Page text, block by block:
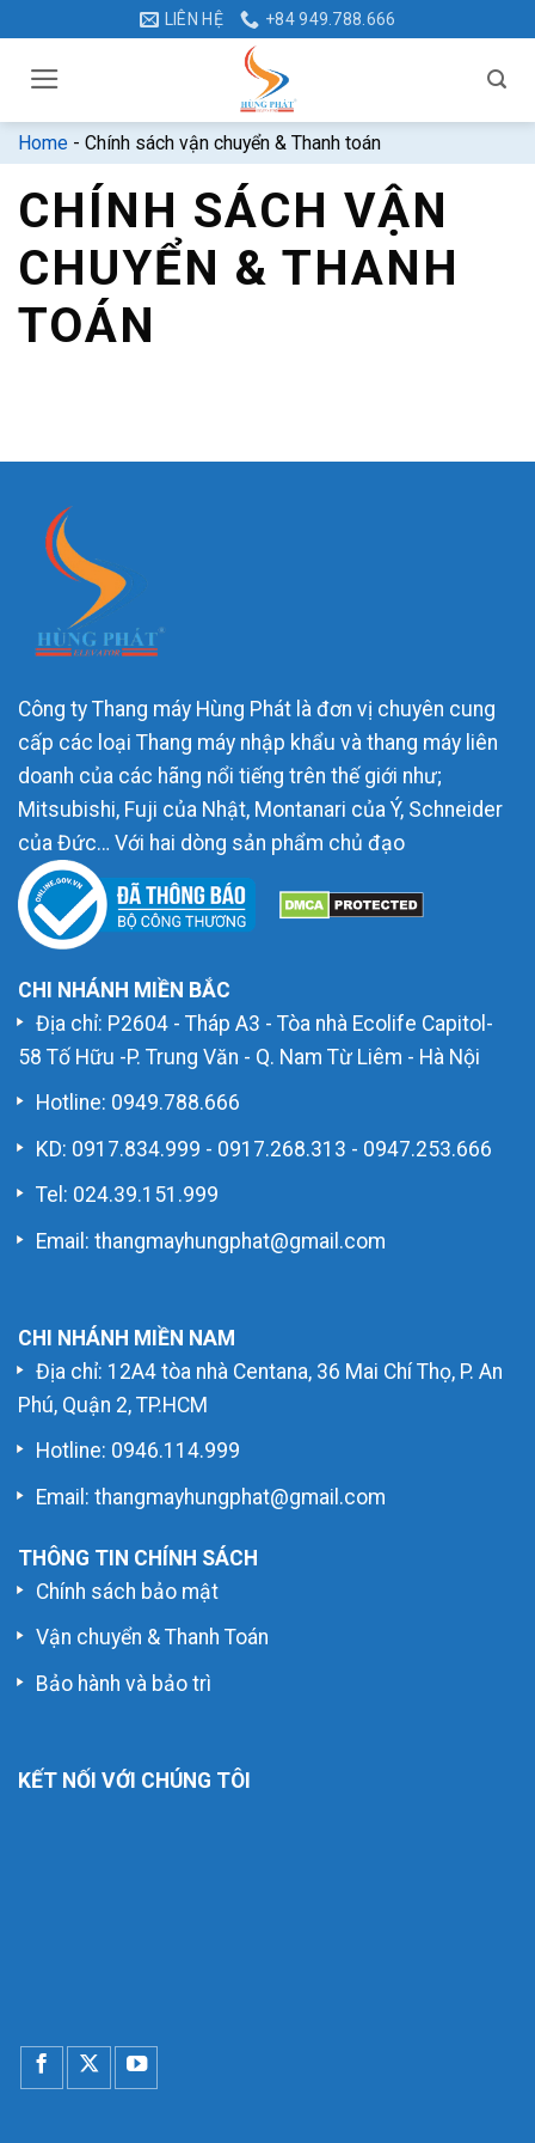
dung
LIÊN HỆ +84 949.788.666
Home - Chính sách vận chuyển & Thanh toán
CHÍNH SÁCH VẬN
CHUYỂN & THANH
TOÁN
Công ty Thang máy Hùng Phát là đơn vị chuyên cung
cấp các loại Thang máy nhập khẩu và thang máy liên
doanh của các hãng nổi tiếng trên thế giới như;
Mitsubishi, Fuji của Nhật, Montanari của Ý, Schneider
của Đức… Với hai dòng sản phẩm chủ đạo
CHI NHÁNH MIỀN BẮC
Địa chỉ: P2604 - Tháp A3 - Tòa nhà Ecolife Capitol-
58 Tố Hữu -P. Trung Văn - Q. Nam Từ Liêm - Hà Nội
Hotline: 0949.788.666
KD: 0917.834.999 - 0917.268.313 - 0947.253.666
Tel: 024.39.151.999
Email: thangmayhungphat@gmail.com
CHI NHÁNH MIỀN NAM
Địa chỉ: 12A4 tòa nhà Centana, 36 Mai Chí Thọ, P. An
Phú, Quận 2, TP.HCM
Hotline: 0946.114.999
Email: thangmayhungphat@gmail.com
THÔNG TIN CHÍNH SÁCH
Chính sách bảo mật
Vận chuyển & Thanh Toán
Bảo hành và bảo trì
KẾT NỐI VỚI CHÚNG TÔI